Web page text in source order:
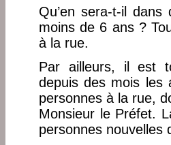
Qu’en sera-t-il
moins de 6 ans ?
à la rue.
Par ailleurs, il est
depuis des mois les
personnes à la rue,
Monsieur le Préfet.
personnes nouvelles